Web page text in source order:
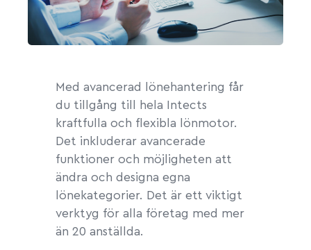
Med avancerad lönehantering får
du tillgång till hela Intects
kraftfulla och flexibla lönmotor.
Det inkluderar avancerade
funktioner och möjligheten att
ändra och designa egna
lönekategorier. Det är ett viktigt
verktyg för alla företag med mer
än 20 anställda.